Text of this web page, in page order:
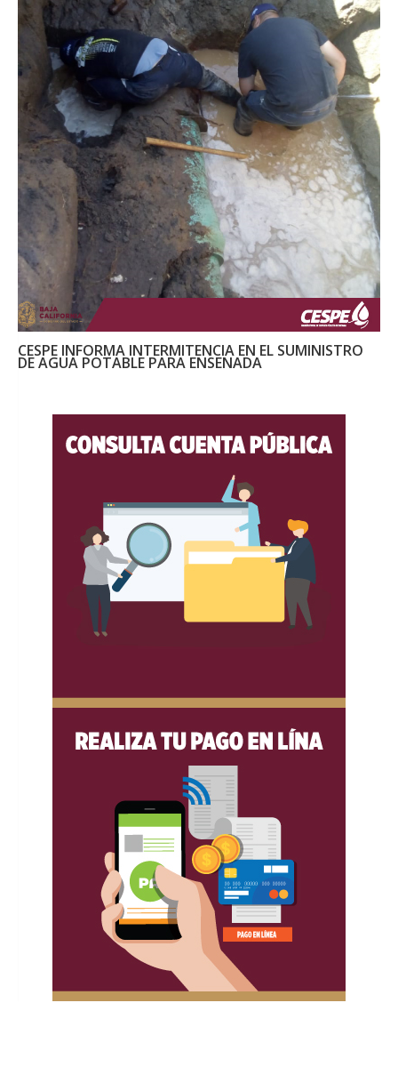
CESPE INFORMA INTERMITENCIA EN EL SUMINISTRO
DE AGUA POTABLE PARA ENSENADA